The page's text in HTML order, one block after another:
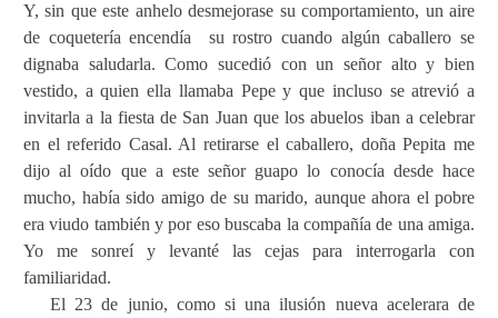
Y, sin que este anhelo desmejorase su comportamiento, un aire
de coquetería encendía
su rostro cuando algún caballero se
dignaba saludarla. Como sucedió con un señor alto y bien
vestido, a quien ella llamaba Pepe y que incluso se atrevió a
invitarla a la fiesta de San Juan que los abuelos iban a celebrar
en el referido Casal. Al retirarse el caballero, doña Pepita me
dijo al oído que a este señor guapo lo conocía desde hace
mucho, había sido amigo de su marido, aunque ahora el pobre
era viudo también y por eso buscaba la compañía de una amiga.
Yo me sonreí y levanté las cejas para interrogarla con
familiaridad.
El 23 de junio, como si una ilusión nueva acelerara de